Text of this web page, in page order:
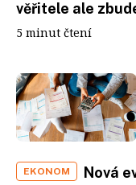
věřitele ale
5 minut čtení
EKONOM
Nová